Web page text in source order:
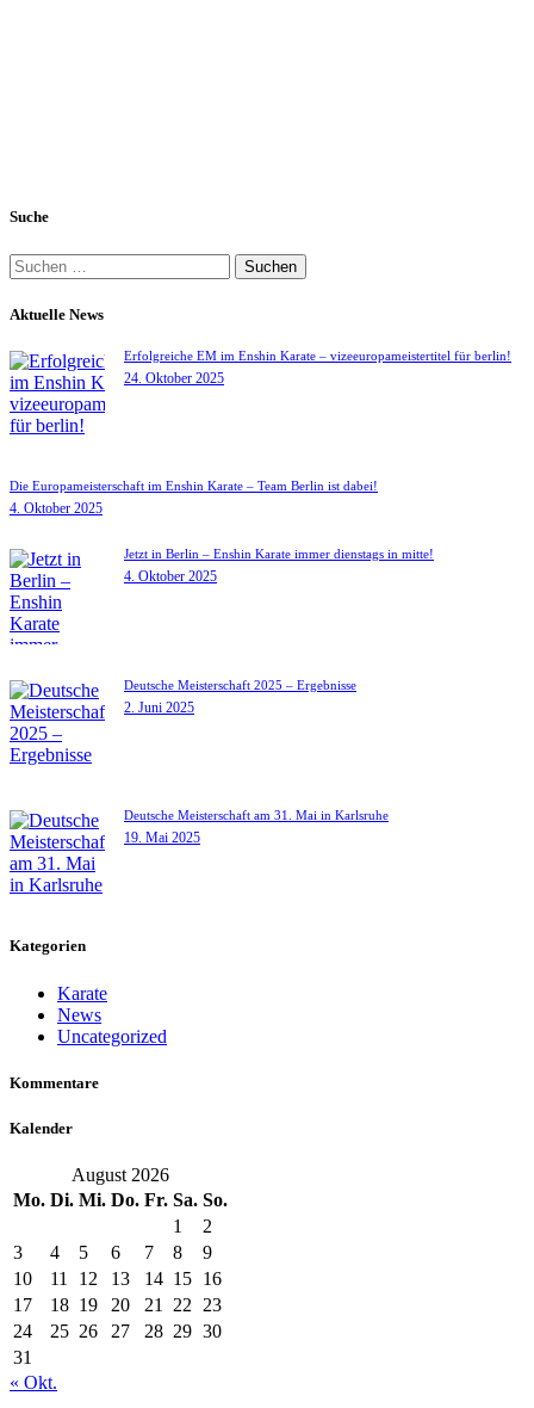
Suche
Suchen
nach:
Aktuelle News
Erfolgreiche EM im Enshin Karate – vizeeuropameistertitel für berlin!
24. Oktober 2025
Die Europameisterschaft im Enshin Karate – Team Berlin ist dabei!
4. Oktober 2025
Jetzt in Berlin – Enshin Karate immer dienstags in mitte!
4. Oktober 2025
Deutsche Meisterschaft 2025 – Ergebnisse
2. Juni 2025
Deutsche Meisterschaft am 31. Mai in Karlsruhe
19. Mai 2025
Kategorien
Karate
News
Uncategorized
Kommentare
Kalender
August 2026
Mo. Di. Mi. Do. Fr. Sa. So.
1
2
3
4 5 6 7 8
9
10
11 12 13 14 15 16
17
18 19 20 21 22
23
24
25 26 27 28 29 30
31
« Okt.